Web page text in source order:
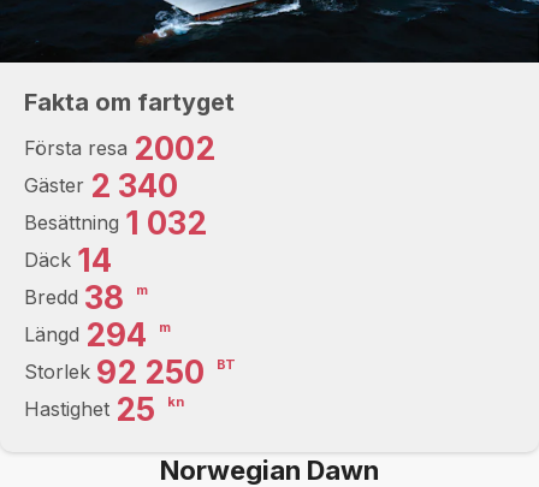
Fakta om fartyget
Första resa 2002
Gäster 2 340
Besättning 1 032
Däck 14
Bredd 38 m
Längd 294 m
Storlek 92 250 BT
Hastighet 25 kn
Norwegian Dawn